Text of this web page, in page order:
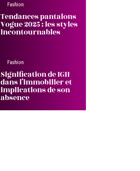
Fashion
Tendances pantalons
Vogue 2025 : les styles
incontournables
Fashion
Signification de IGH
dans l’immobilier et
implications de son
absence